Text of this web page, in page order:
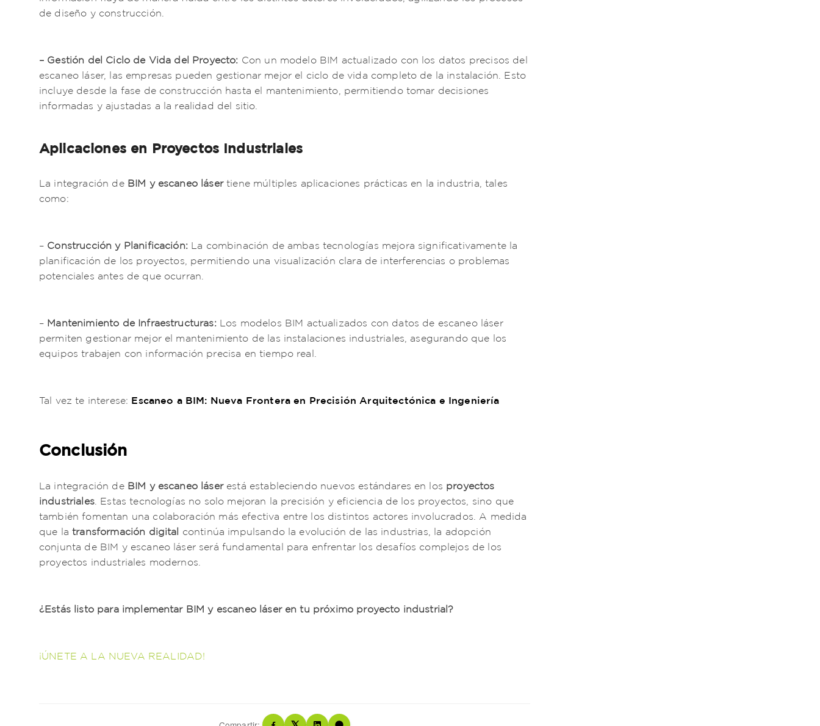
de diseño y construcción.
– Gestión del Ciclo de Vida del Proyecto: Con un modelo BIM actualizado con los datos precisos del
escaneo láser, las empresas pueden gestionar mejor el ciclo de vida completo de la instalación. Esto
incluye desde la fase de construcción hasta el mantenimiento, permitiendo tomar decisiones
informadas y ajustadas a la realidad del sitio.
Aplicaciones en Proyectos Industriales
La integración de BIM y escaneo lásertiene múltiples aplicaciones prácticas en la industria, tales
como:
Construcción y Planificación: La combinación de ambas tecnologías mejora significativamente la
planificación de los proyectos, permitiendo una visualización clara de interferencias o problemas
potenciales antes de que ocurran.
Mantenimiento de Infraestructuras: Los modelos BIM actualizados con datos de escaneo láser
permiten gestionar mejor el mantenimiento de las instalaciones industriales, asegurando que los
equipos trabajen con información precisa en tiempo real.
Tal vez te interese: Escaneo a BIM: Nueva Frontera en Precisión Arquitectónica e Ingeniería
Conclusión
La integración de BIM y escaneo láserestá estableciendo nuevos estándares en los proyectos
industriales. Estas tecnologías no solo mejoran la precisión y eficiencia de los proyectos, sino que
también fomentan una colaboración más efectiva entre los distintos actores involucrados. A medida
que latransformación digital continúa impulsando la evolución de las industrias, la adopción
conjunta de BIM y escaneo láser será fundamental para enfrentar los desafíos complejos de los
proyectos industriales modernos.
¿Estás listo para implementar BIM y escaneo láser en tu próximo proyecto industrial?
¡ÚNETE A LA NUEVA REALIDAD!